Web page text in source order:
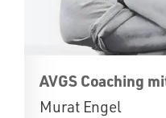
AVGS Coaching
Murat Engel